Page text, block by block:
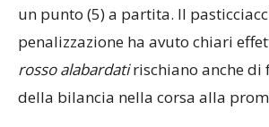
un punto (5) a partita. Il
penalizzazione ha avuto chiari
rosso alabardatirischiano anche di
della bilancia nella corsa alla